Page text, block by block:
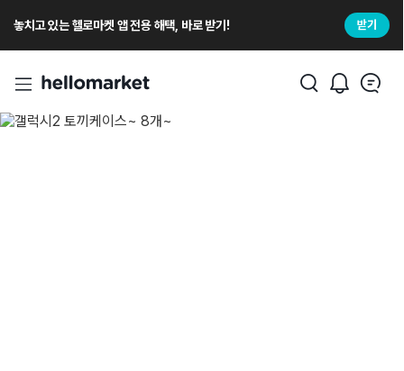
놓치고 있는 헬로마켓 앱 전용 해택, 바로 받기! 받기